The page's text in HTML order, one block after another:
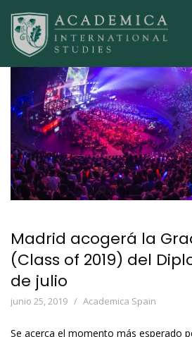
Madrid acogerá la
(Class of 2019) del
de julio
junio 25, 2019 Academica Spain
Se acerca el momento más esperado